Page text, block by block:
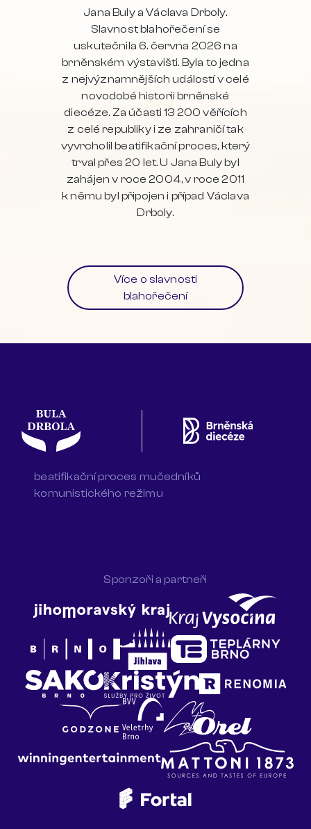
Jana Buly a Václava Drboly.
Slavnost blahořečení se
uskutečnila 6. června 2026 na
brněnském výstavišti. Byla to jedna
z nejvýznamnějších událostí v celé
novodobé historii brněnské
diecéze. Za účasti 13 200 věřících
z celé republiky i ze zahraničí tak
vyvrcholil beatifikační proces, který
trval přes 20 let. U Jana Buly byl
zahájen v roce 2004, v roce 2011
k němu byl připojen i případ Václava
Drboly.
Více o slavnosti
blahořečení
beatifikační proces mučedníků
komunistického režimu
Sponzoři a partneři